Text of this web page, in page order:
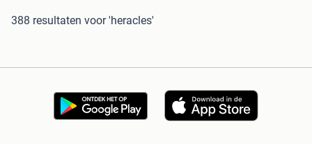
388 resultaten voor 'heracles'